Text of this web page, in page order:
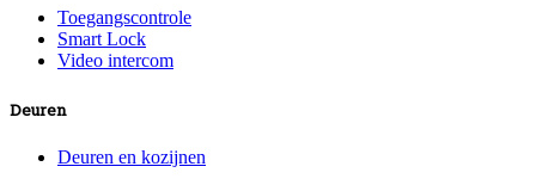
Toegangscontrole
Smart Lock
Video intercom
Deuren
Deuren en kozijnen